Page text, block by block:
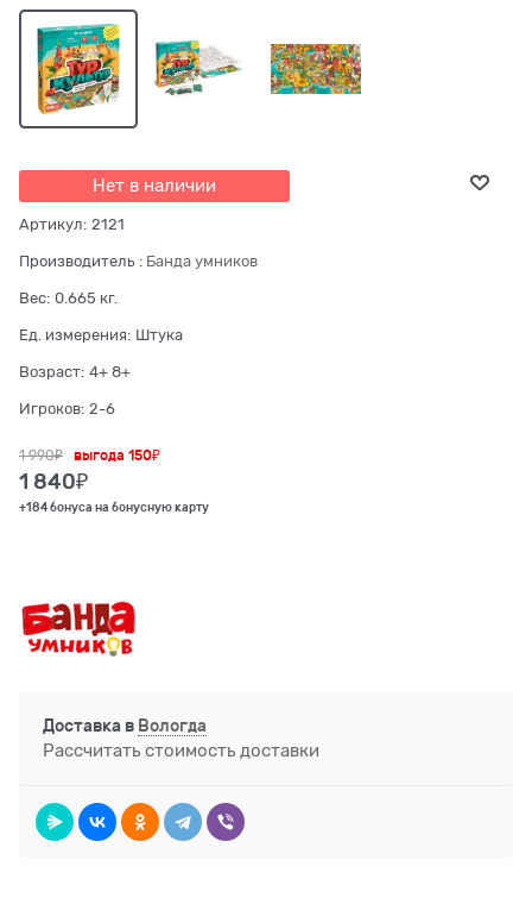
Нет в наличии
Артикул: 2121
Производитель : Банда умников
Вес: 0.665 кг.
Ед. измерения: Штука
Возраст: 4+ 8+
Игроков: 2-6
1 990₽
1 840₽
выгода150₽
+184 бонуса на бонусную карту
Доставка в Вологда
Рассчитать стоимость доставки